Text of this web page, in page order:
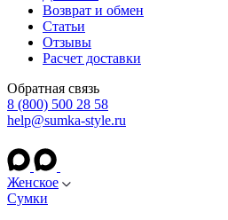
Возврат и обмен
Статьи
Отзывы
Расчет доставки
Обратная связь
8 (800) 500 28 58
help@sumka-style.ru
Женское
Сумки